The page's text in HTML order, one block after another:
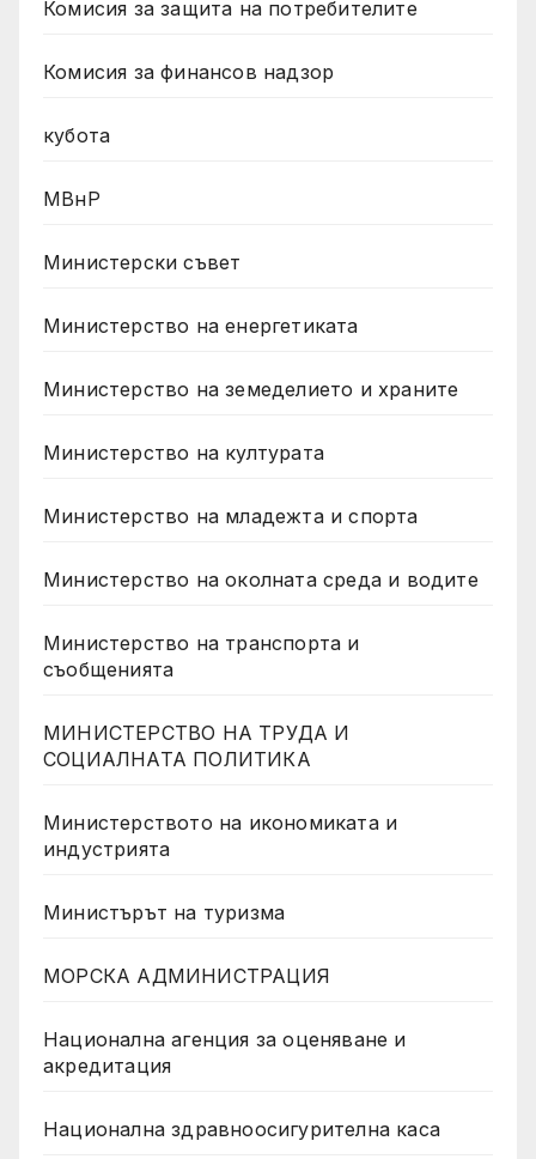
Комисия за защита на потребителите
Комисия за финансов надзор
кубота
МВнР
Министерски съвет
Министерство на енергетиката
Министерство на земеделието и храните
Министерство на културата
Министерство на младежта и спорта
Министерство на околната среда и водите
Министерство на транспорта и
съобщенията
МИНИСТЕРСТВО НА ТРУДА И
СОЦИАЛНАТА ПОЛИТИКА
Министерството на икономиката и
индустрията
Министърът на туризма
МОРСКА АДМИНИСТРАЦИЯ
Национална агенция за оценяване и
акредитация
Национална здравноосигурителна каса